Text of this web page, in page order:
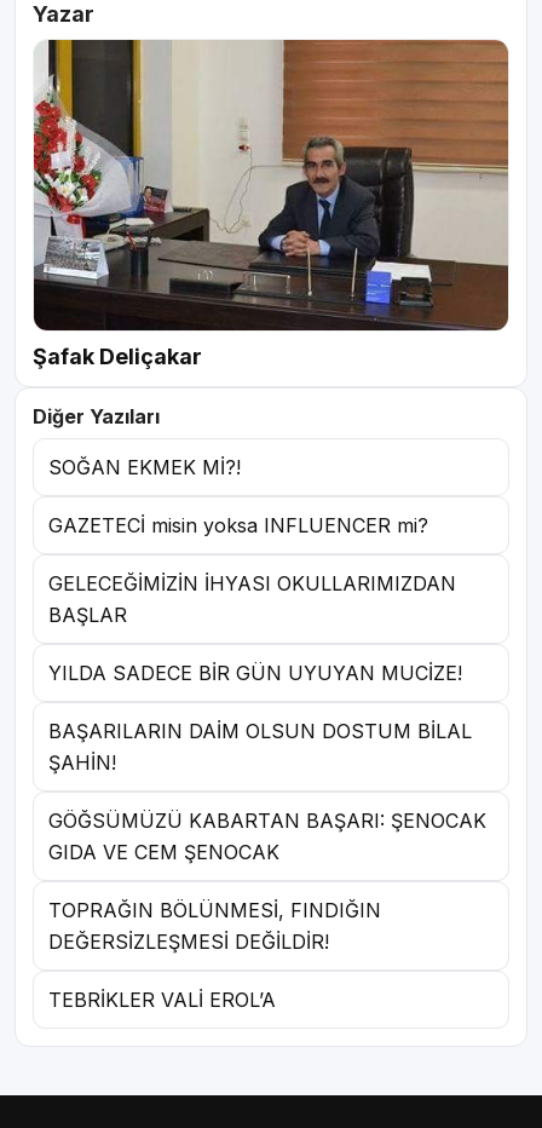
Yazar
Şafak Deliçakar
Diğer Yazıları
SOĞAN EKMEK Mİ?!
GAZETECİ misin yoksa INFLUENCER mi?
GELECEĞİMİZİN İHYASI OKULLARIMIZDAN
BAŞLAR
YILDA SADECE BİR GÜN UYUYAN MUCİZE!
BAŞARILARIN DAİM OLSUN DOSTUM BİLAL
ŞAHİN!
GÖĞSÜMÜZÜ KABARTAN BAŞARI: ŞENOCAK
GIDA VE CEM ŞENOCAK
TOPRAĞIN BÖLÜNMESİ, FINDIĞIN
DEĞERSİZLEŞMESİ DEĞİLDİR!
TEBRİKLER VALİ EROL’A